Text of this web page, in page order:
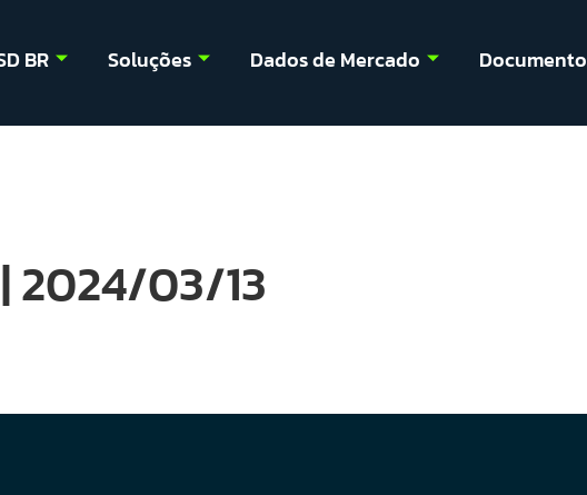
BR
Soluções Dados de Mercado
2024/03/13